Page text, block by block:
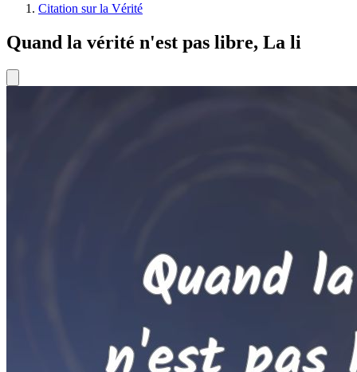
Citation sur la Vérité
Quand la vérité n'est pas libre, La li